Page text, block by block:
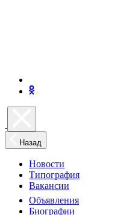
Назад
Новости
Типография
Вакансии
Объявления
Биографии